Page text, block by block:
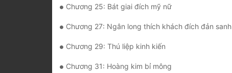
Chương 25: Bát giai đích mỹ nữ
Chương 27: Ngân long thích khách đích đản sanh
Chương 29: Thú liệp kinh kiến
Chương 31: Hoàng kim bỉ mông